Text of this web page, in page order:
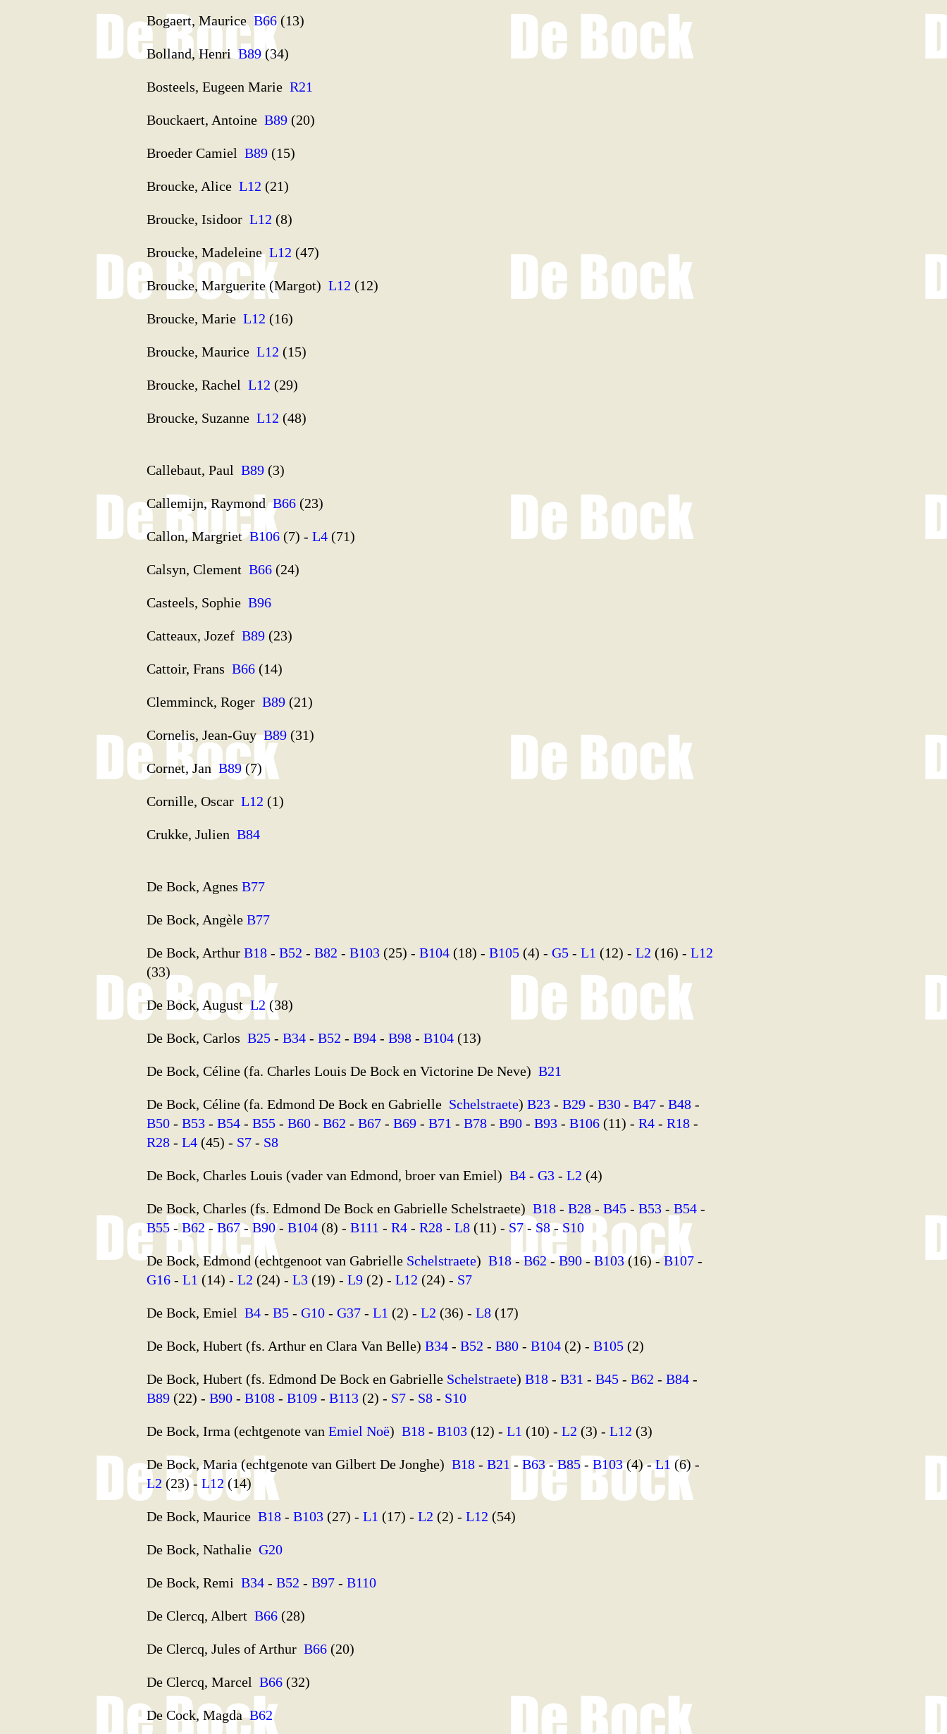
Bogaert, Maurice B66(13)
Bolland, HenriB89 (34)
Bosteels, Eugeen Marie R21
Bouckaert, Antoine B89 (20)
Broeder Camiel B89 (15)
Broucke, Alice L12 (21)
Broucke, Isidoor L12 (8)
Broucke, Madeleine L12 (47)
Broucke, Marguerite (Margot) L12 (12)
Broucke, Marie L12 (16)
Broucke, Maurice L12 (15)
Broucke, Rachel L12 (29)
Broucke, Suzanne L12 (48)
Callebaut, Paul B89 (3)
Callemijn, RaymondB66 (23)
Callon, MargrietB106 (7) - L4 (71)
Calsyn, Clement B66 (24)
Casteels, Sophie B96
Catteaux, Jozef B89 (23)
Cattoir, Frans B66 (14)
Clemminck, Roger B89 (21)
Cornelis, Jean-GuyB89 (31)
Cornet, Jan B89(7)
Cornille, Oscar L12 (1)
Crukke, Julien B84
De Bock, Agnes B77
De Bock, Angèle B77
De Bock, Arthur B18 - B52 - B82 - B103 (25) - B104 (18) - B105 (4) - G5 - L1 (12) - L2 (16) - L12
(33)
De Bock, AugustL2(38)
De Bock, Carlos B25 - B34 - B52 - B94 - B98 - B104 (13)
De Bock, Céline (fa. Charles Louis De Bock en Victorine De Neve) B21
De Bock, Céline (fa. Edmond De Bock en Gabrielle Schelstraete) B23 - B29 - B30 - B47 - B48 -
B50 - B53 - B54 - B55 - B60 - B62 - B67 - B69 - B71 - B78 - B90 - B93 - B106 (11) - R4 - R18 -
R28 - L4 (45) - S7 - S8
De Bock, Charles Louis (vader van Edmond, broer van Emiel) B4 - G3 - L2 (4)
De Bock, Charles (fs. Edmond De Bock en Gabrielle Schelstraete) B18 - B28 - B45 - B53 - B54 -
B55 -B62-B67-B90- B104 (8) - B111 - R4 - R28 - L8 (11) - S7- S8-S10
De Bock, Edmond (echtgenoot van Gabrielle Schelstraete) B18-B62-B90-B103(16) -B107 -
G16 - L1 (14) - L2 (24) - L3 (19) - L9 (2) - L12 (24) - S7
De Bock, Emiel B4 - B5 - G10 - G37 - L1 (2) - L2 (36) - L8 (17)
De Bock, Hubert (fs. Arthur en Clara Van Belle) B34 - B52 - B80 - B104 (2) - B105 (2)
De Bock, Hubert (fs. Edmond De Bock en Gabrielle Schelstraete) B18 - B31 - B45 - B62 - B84 -
B89 (22) - B90 - B108 - B109 - B113 (2) - S7 - S8 - S10
De Bock, Irma (echtgenote van Emiel Noë) B18 - B103 (12) - L1 (10) - L2 (3) - L12 (3)
De Bock, Maria (echtgenote van Gilbert De Jonghe) B18 - B21 - B63-B85 - B103(4) -L1 (6) -
L2 (23) - L12 (14)
De Bock, Maurice B18 - B103 (27) - L1 (17) - L2 (2) - L12 (54)
De Bock, Nathalie G20
De Bock, Remi B34 - B52 - B97 - B110
De Clercq, Albert B66 (28)
De Clercq, Jules of Arthur B66 (20)
De Clercq, Marcel B66 (32)
De Cock, MagdaB62